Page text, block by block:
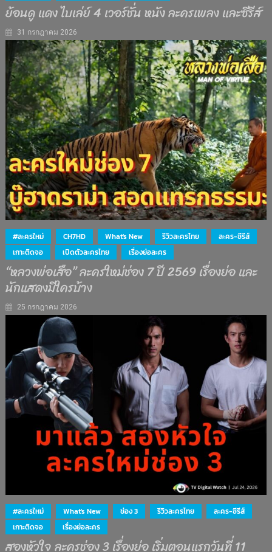
ย้อนดู แดง ไบเล่ย์ 4 เวอร์ชั่น หนัง ละครเพลง และซีรีส์
31 กรกฎาคม 2026
#ละครใหม่ CH7HD What's New รีวิวละครไทย
ละคร-ซีรีส์
เกาะติดจอ
เปิดตัวละครไทย เรื่องย่อละคร
“หลวงพ่อเสือ” ละครใหม่ช่อง 7 ปี 2569 เรื่องย่อ และ
นักแสดงมีใครบ้าง
25 กรกฎาคม 2026
#ละครใหม่ What's New ช่อง 3 รีวิวละครไทย
ละคร-ซีรีส์
เกาะติดจอ
เรื่องย่อละคร
สองหัวใจ ละครช่อง 3 เรื่องย่อ เริ่มตอนแรกวันที่ 11